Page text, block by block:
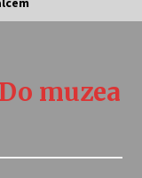
Stávám se
muzea